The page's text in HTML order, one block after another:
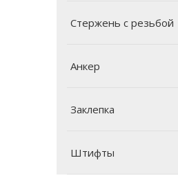
Стержень с резьбой
Анкер
Заклепка
Штифты